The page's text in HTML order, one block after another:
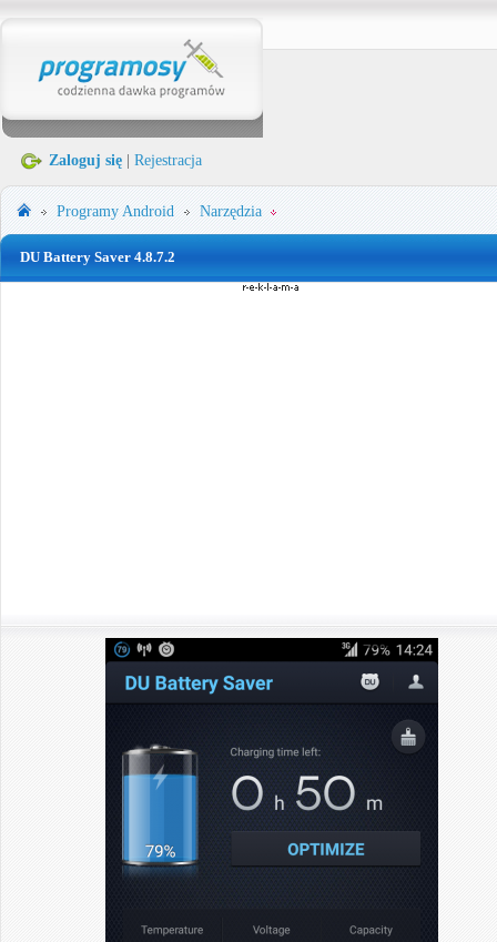
Zaloguj się Rejestracja
ProgramyAndroid Narzędzia
DU Battery Saver 4.8.7.2